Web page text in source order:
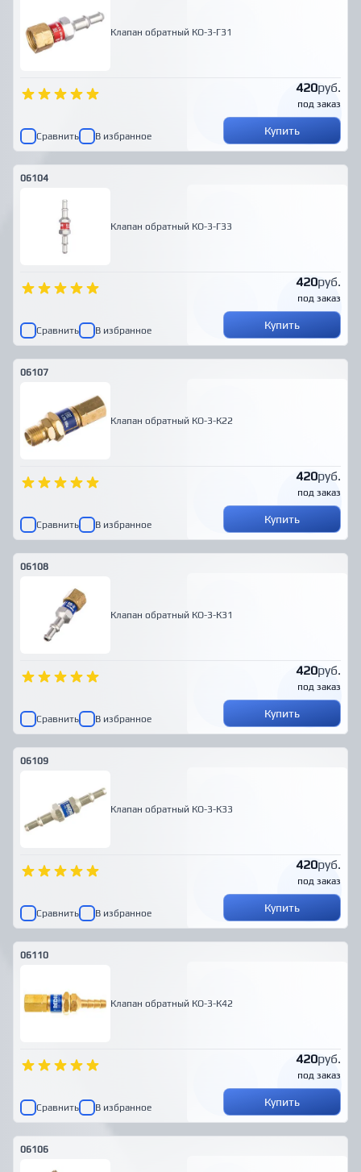
Клапан обратный КО-3-Г31
420руб.
под заказ
Сравнить В избранное Купить
06104
Клапан обратный КО-3-Г33
420руб.
под заказ
Сравнить В избранное Купить
06107
Клапан обратный КО-3-К22
420руб.
под заказ
Сравнить В избранное Купить
06108
Клапан обратный КО-3-К31
420руб.
под заказ
Сравнить В избранное Купить
06109
Клапан обратный КО-3-К33
420руб.
под заказ
Сравнить В избранное Купить
06110
Клапан обратный КО-3-К42
420руб.
под заказ
Сравнить В избранное Купить
06106